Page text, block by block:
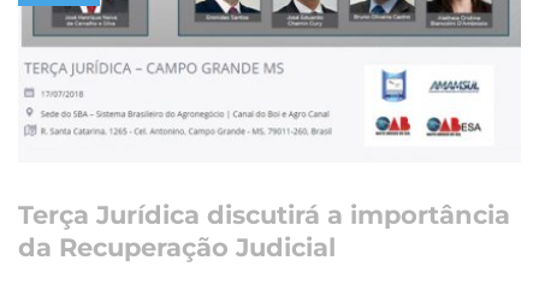
Terça Jurídica discutirá a importância
da Recuperação Judicial